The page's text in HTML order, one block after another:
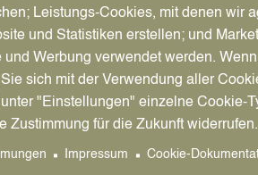
- Bei der Unternehmensnachfolge
und gibt Antworten auf
Leistungs-Cookies, mit denen wir
und Statistiken erstellen; und
und Werbung verwendet werden.
sich mit der Verwendung aller
"Einstellungen" einzelne Cookie-
Zustimmung für die Zukunft widerrufen.
Impressum Cookie-